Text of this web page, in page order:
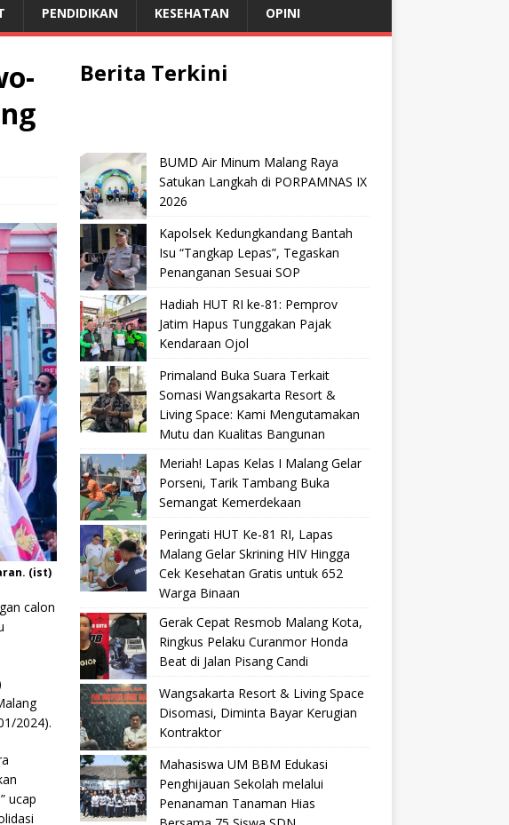
PENDIDIKAN KESEHATAN OPINI
(ist)
calon
2024).
ucap
Berita Terkini
BUMD Air Minum Malang Raya
Satukan Langkah di PORPAMNAS IX
2026
Kapolsek Kedungkandang Bantah
Isu “Tangkap Lepas”, Tegaskan
Penanganan Sesuai SOP
Hadiah HUT RI ke-81: Pemprov
Jatim Hapus Tunggakan Pajak
Kendaraan Ojol
Primaland Buka Suara Terkait
Somasi Wangsakarta Resort &
Living Space: Kami Mengutamakan
Mutu dan Kualitas Bangunan
Meriah! Lapas Kelas I Malang Gelar
Porseni, Tarik Tambang Buka
Semangat Kemerdekaan
Peringati HUT Ke-81 RI, Lapas
Malang Gelar Skrining HIV Hingga
Cek Kesehatan Gratis untuk 652
Warga Binaan
Gerak Cepat Resmob Malang Kota,
Ringkus Pelaku Curanmor Honda
Beat di Jalan Pisang Candi
Wangsakarta Resort & Living Space
Disomasi, Diminta Bayar Kerugian
Kontraktor
Mahasiswa UM BBM Edukasi
Penghijauan Sekolah melalui
Penanaman Tanaman Hias